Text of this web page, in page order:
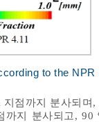
to the
점까지 분사되
까지 분사되고,